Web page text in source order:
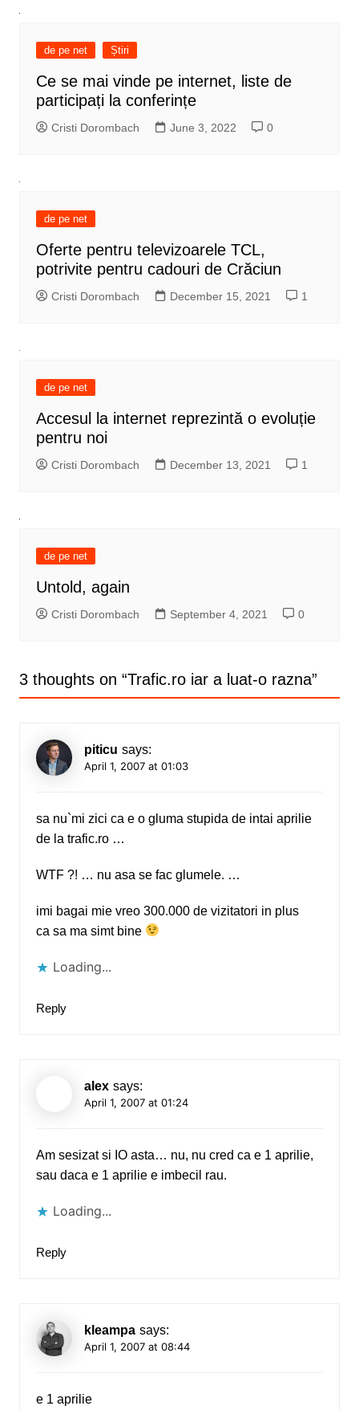
de pe net Știri
Ce se mai vinde pe internet, liste de
participați la conferințe
Cristi Dorombach June 3, 2022 0
de pe net
Oferte pentru televizoarele TCL,
potrivite pentru cadouri de Crăciun
Cristi Dorombach December 15, 2021 1
de pe net
Accesul la internet reprezintă o evoluție
pentru noi
Cristi Dorombach December 13, 2021 1
de pe net
Untold, again
Cristi Dorombach September 4, 2021 0
3 thoughts on “Trafic.ro iar a luat-o razna”
piticu says:
April 1, 2007 at 01:03
sa nu`mi zici ca e o gluma stupida de intai aprilie
de la trafic.ro …
WTF ?! … nu asa se fac glumele. …
imi bagai mie vreo 300.000 de vizitatori in plus
ca sa ma simt bine
Loading...
Reply
alex says:
April 1, 2007 at 01:24
Am sesizat si IO asta… nu, nu cred ca e 1 aprilie,
sau daca e 1 aprilie e imbecil rau.
Loading...
Reply
kleampa says:
April 1, 2007 at 08:44
e 1 aprilie